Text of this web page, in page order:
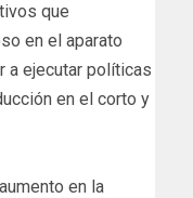
que
en el aparato
a ejecutar políticas
en el corto y
en la